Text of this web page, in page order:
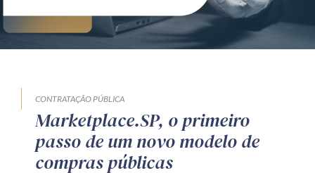
CONTRATAÇÃO PÚBLICA
Marketplace.SP, o primeiro
passo de um novo modelo de
compras públicas